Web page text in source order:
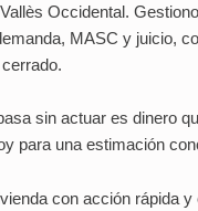
Occidental.
MASC y juicio,
sin actuar es dinero
para una estimación
con acción rápida y